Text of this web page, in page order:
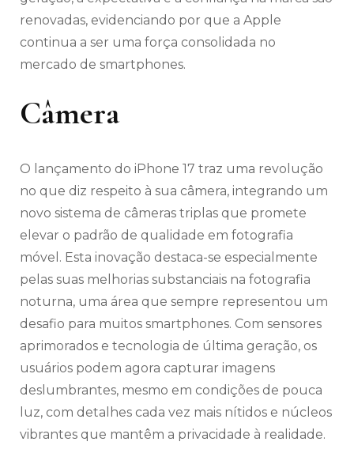
renovadas, evidenciando por que a Apple
continua a ser uma força consolidada no
mercado de smartphones.
Câmera
O lançamento do iPhone 17 traz uma revolução
no que diz respeito à sua câmera, integrando um
novo sistema de câmeras triplas que promete
elevar o padrão de qualidade em fotografia
móvel. Esta inovação destaca-se especialmente
pelas suas melhorias substanciais na fotografia
noturna, uma área que sempre representou um
desafio para muitos smartphones. Com sensores
aprimorados e tecnologia de última geração, os
usuários podem agora capturar imagens
deslumbrantes, mesmo em condições de pouca
luz, com detalhes cada vez mais nítidos e núcleos
vibrantes que mantêm a privacidade à realidade.